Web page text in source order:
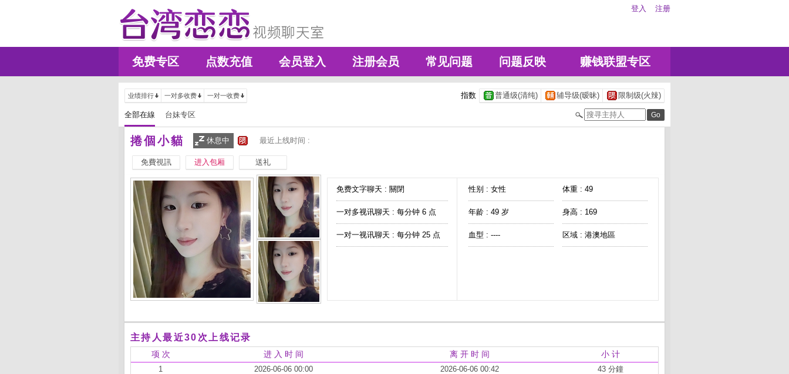
登入 注册
免费专区 点数充值 会员登入 注册会员 常见问题 问题反映 赚钱联盟专区
业绩排行 一对多收费 一对一收费 指数 普通级(清纯) 辅导级(暧昧) 限制级(火辣)
全部在線 台妹专区
捲個小貓 休息中 最近上线时间 :
免費視訊 进入包厢 送礼
免费文字聊天 : 關閉
一对多视讯聊天 : 每分钟 6 点
一对一视讯聊天 : 每分钟 25 点
性别 : 女性 体重 : 49
年龄 : 49 岁 身高 : 169
血型 : ---- 区域 : 港澳地區
主持人最近30次上线记录
项 次 进 入 时 间 离 开 时 间 小 计
1 2026-06-06 00:00 2026-06-06 00:42
43 分鐘